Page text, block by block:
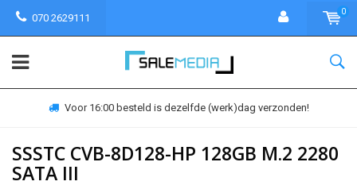
070 2629111
0
Voor 16:00 besteld is dezelfde (werk)dag verzonden!
SSSTC CVB-8D128-HP 128GB M.2 2280
SATA III